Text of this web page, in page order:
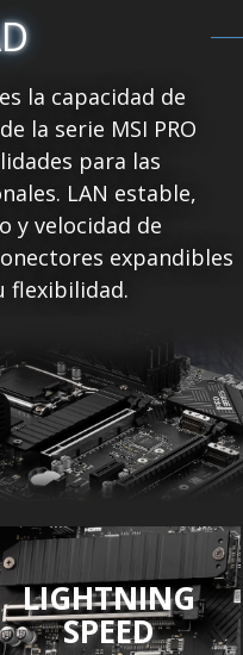
la capacidad de
la serie MSI PRO
para las
LAN estable,
y velocidad de
expandibles
flexibilidad.
LIGHTNING
SPEED